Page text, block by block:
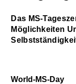
Das MS-
Möglichkeiten
World-MS-Day